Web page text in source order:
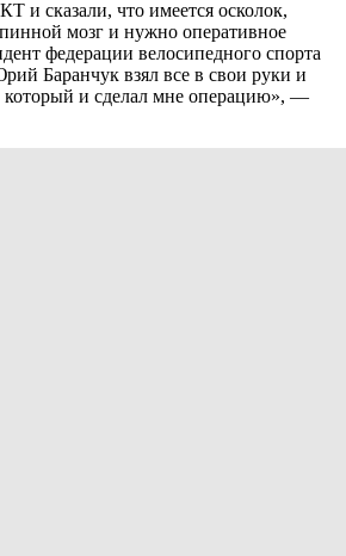
и сказали, что имеется осколок,
мозг и нужно оперативное
федерации велосипедного спорта
Баранчук взял все в свои руки и
который и сделал мне операцию», —